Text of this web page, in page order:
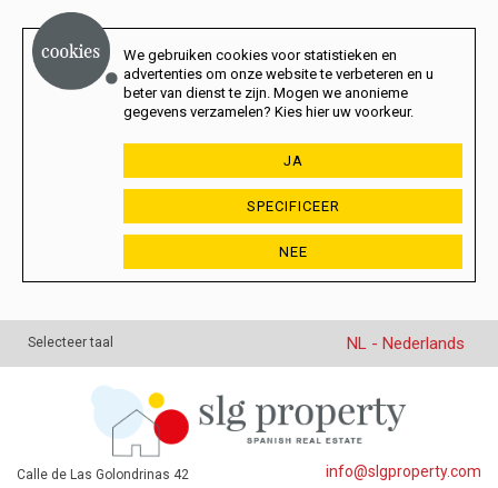
We gebruiken cookies voor statistieken en
advertenties om onze website te verbeteren en u
beter van dienst te zijn. Mogen we anonieme
gegevens verzamelen? Kies hier uw voorkeur.
JA
SPECIFICEER
NEE
Selecteer taal NL - Nederlands
info@slgproperty.com
Calle de Las Golondrinas 42